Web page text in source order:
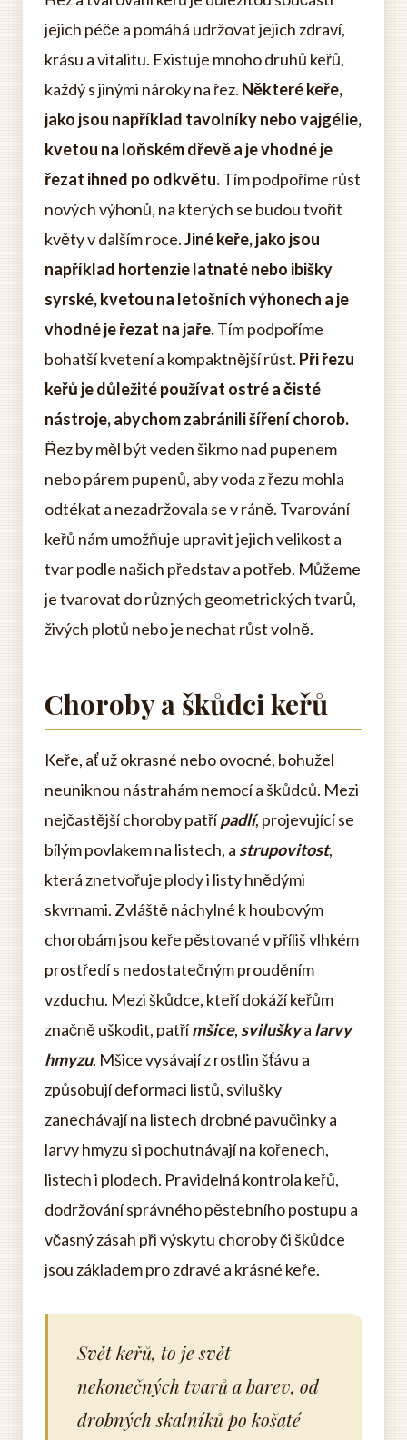
jejich péče a pomáhá udržovat jejich zdraví,
krásu a vitalitu. Existuje mnoho druhů keřů,
každý s jinými nároky na řez. Některé keře,
jako jsou například tavolníky nebo vajgélie,
kvetou na loňském dřevě a je vhodné je
řezat ihned po odkvětu.Tím podpoříme růst
nových výhonů, na kterých se budou tvořit
květy v dalším roce.Jiné keře, jako jsou
například hortenzie latnaté nebo ibišky
syrské, kvetou na letošních výhonech a je
vhodné je řezat na jaře.Tím podpoříme
bohatší kvetení a kompaktnější růst. Při řezu
keřů je důležité používat ostré a čisté
nástroje, abychom zabránili šíření chorob.
Řez by měl být veden šikmo nad pupenem
nebo párem pupenů, aby voda z řezu mohla
odtékat a nezadržovala se v ráně. Tvarování
keřů nám umožňuje upravit jejich velikost a
tvar podle našich představ a potřeb. Můžeme
je tvarovat do různých geometrických tvarů,
živých plotů nebo je nechat růst volně.
Choroby a škůdci keřů
Keře, ať už okrasné nebo ovocné, bohužel
neuniknou nástrahám nemocí a škůdců. Mezi
nejčastější choroby patřípadlí, projevující se
bílým povlakem na listech, a strupovitost,
která znetvořuje plody i listy hnědými
skvrnami. Zvláště náchylné k houbovým
chorobám jsou keře pěstované v příliš vlhkém
prostředí s nedostatečným prouděním
vzduchu. Mezi škůdce, kteří dokáží keřům
značně uškodit, patřímšice, sviluškya larvy
hmyzu. Mšice vysávají z rostlin šťávu a
způsobují deformaci listů, svilušky
zanechávají na listech drobné pavučinky a
larvy hmyzu si pochutnávají na kořenech,
listech i plodech. Pravidelná kontrola keřů,
dodržování správného pěstebního postupu a
včasný zásah při výskytu choroby či škůdce
jsou základem pro zdravé a krásné keře.
Svět keřů, to je svět
nekonečných tvarů a barev, od
drobných skalníků po košaté